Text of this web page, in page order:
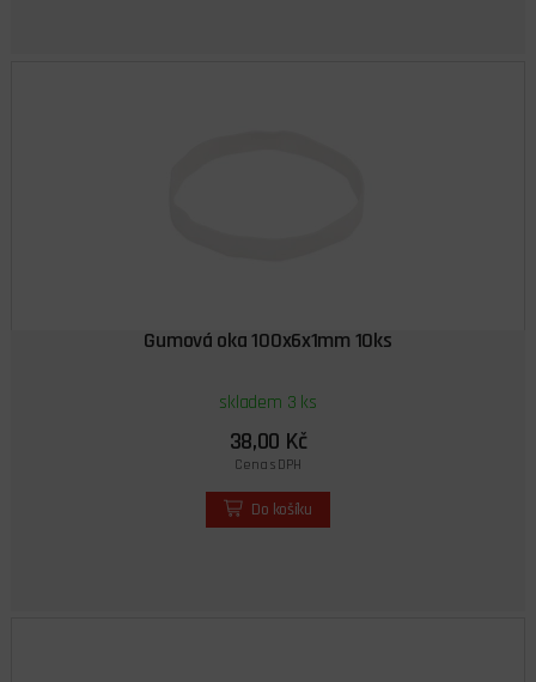
Gumová oka 100x6x1mm 10ks
skladem 3 ks
38,00 Kč
Cena s DPH
Do košíku